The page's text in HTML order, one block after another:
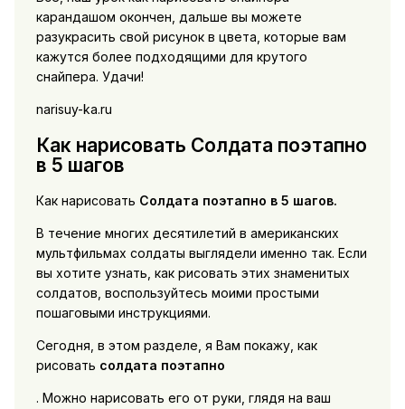
карандашом окончен, дальше вы можете
разукрасить свой рисунок в цвета, которые вам
кажутся более подходящими для крутого
снайпера. Удачи!
narisuy-ka.ru
Как нарисовать Солдата поэтапно
в 5 шагов
Как нарисовать Солдата поэтапно в 5 шагов.
В течение многих десятилетий в американских
мультфильмах солдаты выглядели именно так. Если
вы хотите узнать, как рисовать этих знаменитых
солдатов, воспользуйтесь моими простыми
пошаговыми инструкциями.
Сегодня, в этом разделе, я Вам покажу, как
рисовать солдата поэтапно
. Можно нарисовать его от руки, глядя на ваш